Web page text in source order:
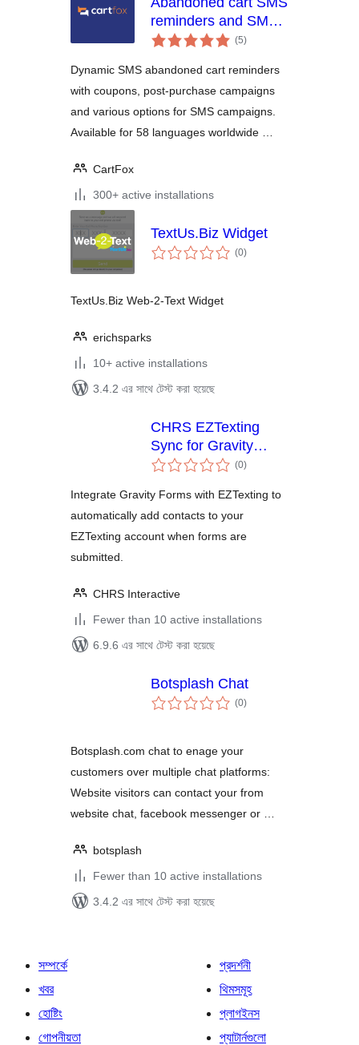
reminders and SMS
campaigns – CartFox
(5total
ratings
)
Dynamic SMS abandoned cart reminders
with coupons, post-purchase campaigns
and various options for SMS campaigns.
Available for 58 languages worldwide …
CartFox
300+ active installations
TextUs.Biz Widget
(0total
ratings
)
TextUs.Biz Web-2-Text Widget
erichsparks
10+ active installations
3.4.2 এর সাথে টেস্ট করা হয়েছে
CHRS EZTexting
Sync for Gravity
Forms
(0total
ratings
)
Integrate Gravity Forms with EZTexting to
automatically add contacts to your
EZTexting account when forms are
submitted.
CHRS Interactive
Fewer than 10 active installations
6.9.6 এর সাথে টেস্ট করা হয়েছে
Botsplash Chat
(0total
ratings
)
Botsplash.com chat to enage your
customers over multiple chat platforms:
Website visitors can contact your from
website chat, facebook messenger or …
botsplash
Fewer than 10 active installations
3.4.2 এর সাথে টেস্ট করা হয়েছে
সম্পর্কে
খবর
হোষ্টিং
গোপনীয়তা
প্রদর্শনী
থিমসমূহ
প্লাগইনস
প্যাটার্নগুলো